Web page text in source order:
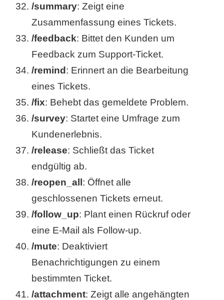
/summary: Zeigt eine
Zusammenfassung eines Tickets.
/feedback: Bittet den Kunden um
Feedback zum Support-Ticket.
/remind: Erinnert an die Bearbeitung
eines Tickets.
/fix: Behebt das gemeldete Problem.
/survey: Startet eine Umfrage zum
Kundenerlebnis.
/release: Schließt das Ticket
endgültig ab.
/reopen_all: Öffnet alle
geschlossenen Tickets erneut.
/follow_up: Plant einen Rückruf oder
eine E-Mail als Follow-up.
/mute: Deaktiviert
Benachrichtigungen zu einem
bestimmten Ticket.
/attachment: Zeigt alle angehängten